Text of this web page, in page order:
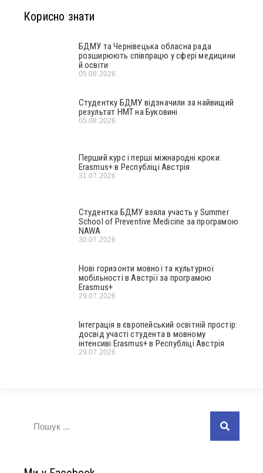
Корисно знати
БДМУ та Чернівецька обласна рада
розширюють співпрацю у сфері медицини
й освіти
05.08.2026
Студентку БДМУ відзначили за найвищий
результат НМТ на Буковині
05.08.2026
Перший курс і перші міжнародні кроки:
Erasmus+ в Республіці Австрія
31.07.2026
Студентка БДМУ взяла участь у Summer
School of Preventive Medicine за програмою
NAWA
30.07.2026
Нові горизонти мовної та культурної
мобільності в Австрії за програмою
Erasmus+
29.07.2026
Інтеграція в європейський освітній простір:
досвід участі студента в мовному
інтенсиві Erasmus+ в Республіці Австрія
29.07.2026